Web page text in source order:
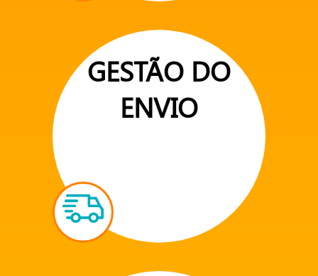
GESTÃO DO
ENVIO